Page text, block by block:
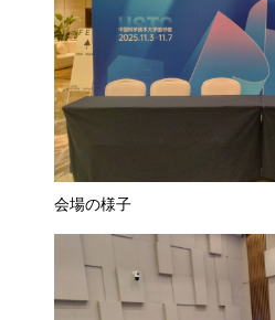
会場の様子